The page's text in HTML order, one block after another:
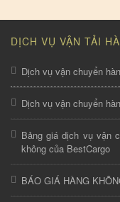
DỊCH VỤ VẬN TẢI
Dịch vụ vận chuyển
Dịch vụ vận chuyển
Bảng giá dịch vụ vận
không của BestCargo
BÁO GIÁ HÀNG